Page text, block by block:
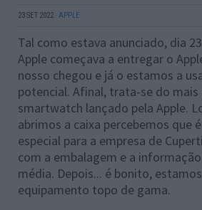
23 SET 2022 · APPLE
Tal como estava anunciado, dia
Apple começava a entregar o
nosso chegou e já o estamos a
potencial. Afinal, trata-se do mais
smartwatch lançado pela Apple.
abrimos a caixa percebemos que
especial para a empresa de
com a embalagem e a
média. Depois... é bonito,
equipamento topo de gama.